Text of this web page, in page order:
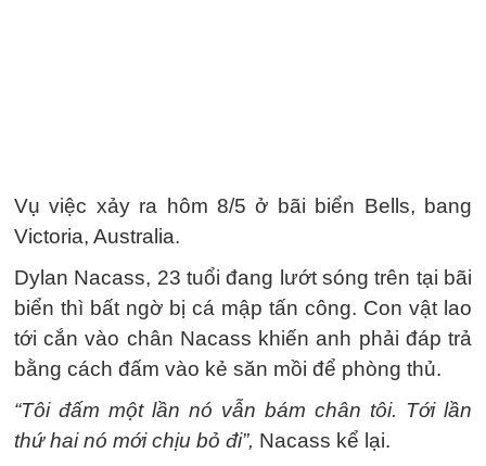
Vụ việc xảy ra hôm 8/5 ở bãi biển Bells, bang
Victoria, Australia.
Dylan Nacass, 23 tuổi đang lướt sóng trên tại bãi
biển thì bất ngờ bị cá mập tấn công. Con vật lao
tới cắn vào chân Nacass khiến anh phải đáp trả
bằng cách đấm vào kẻ săn mồi để phòng thủ.
“Tôi đấm một lần nó vẫn bám chân tôi. Tới lần
thứ hai nó mới chịu bỏ đi”, Nacass kể lại.